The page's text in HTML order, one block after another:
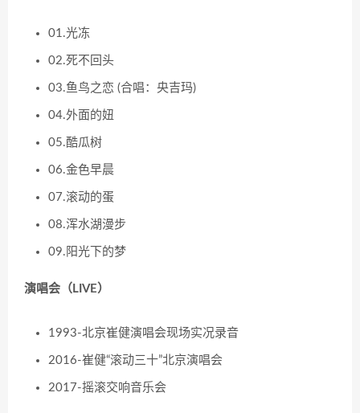
01.光冻
02.死不回头
03.鱼鸟之恋 (合唱：央吉玛)
04.外面的妞
05.酷瓜树
06.金色早晨
07.滚动的蛋
08.浑水湖漫步
09.阳光下的梦
演唱会（LIVE）
1993-北京崔健演唱会现场实况录音
2016-崔健“滚动三十”北京演唱会
2017-摇滚交响音乐会